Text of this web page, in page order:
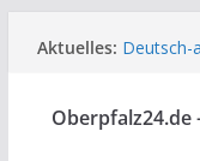
Inhalt
Aktuelles: Deutsch-
Oberpfalz24.de